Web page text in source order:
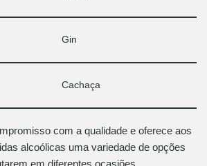
Gin
Cachaça
com a qualidade e oferece aos
alcoólicas uma variedade de opções
em diferentes ocasiões.